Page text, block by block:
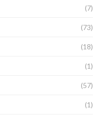
(7)
(73)
(18)
(1)
(57)
(1)